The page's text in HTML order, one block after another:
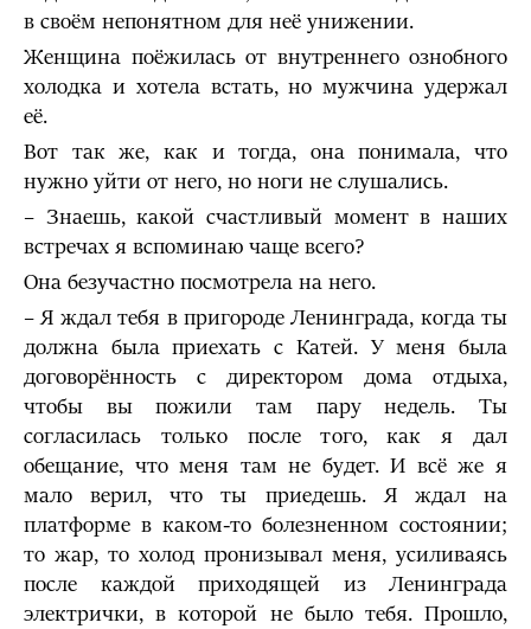
в своём непонятном для неё унижении.
Женщина поёжилась от внутреннего ознобного
холодка и хотела встать, но мужчина удержал
её.
Вот так же, как и тогда, она понимала, что
нужно уйти от него, но ноги не слушались.
– Знаешь, какой счастливый момент в наших
встречах я вспоминаю чаще всего?
Она безучастно посмотрела на него.
– Я ждал тебя в пригороде Ленинграда, когда ты
должна была приехать с Катей. У меня была
договорённость с директором дома отдыха,
чтобы вы пожили там пару недель. Ты
согласилась только после того, как я дал
обещание, что меня там не будет. И всё же я
мало верил, что ты приедешь. Я ждал на
платформе в каком-то болезненном состоянии;
то жар, то холод пронизывал меня, усиливаясь
после каждой приходящей из Ленинграда
электрички, в которой не было тебя. Прошло,